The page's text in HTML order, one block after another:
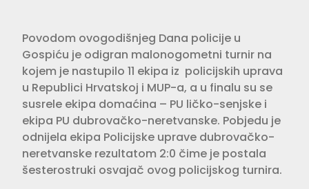
Povodom ovogodišnjeg Dana policije u
Gospiću je odigran malonogometni turnir na
kojem je nastupilo 11 ekipa iz policijskih uprava
u Republici Hrvatskoj i MUP-a, a u finalu su se
susrele ekipa domaćina – PU ličko-senjske i
ekipa PU dubrovačko-neretvanske. Pobjedu je
odnijela ekipa Policijske uprave dubrovačko-
neretvanske rezultatom 2:0 čime je postala
šesterostruki osvajač ovog policijskog turnira.